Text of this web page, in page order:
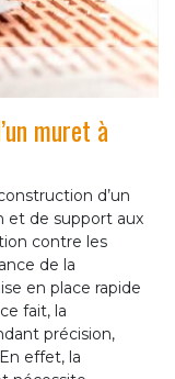
muret à
d’un
et de support aux
contre les
de la
en place rapide
fait, la
précision,
effet, la